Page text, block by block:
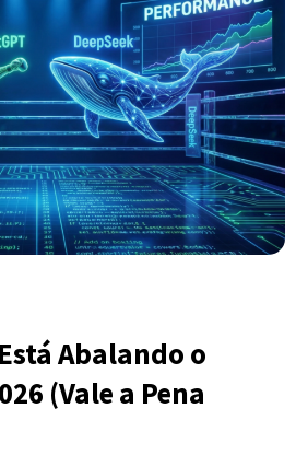
Abalando o
(Vale a Pena